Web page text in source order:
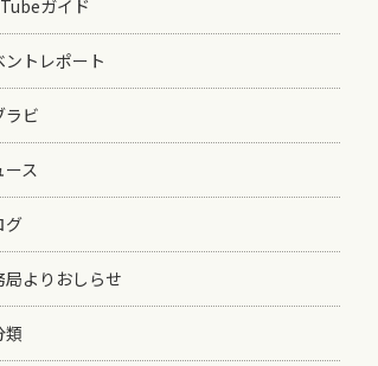
ガイド
ントレポート
ラビ
ース
グ
局よりおしらせ
類